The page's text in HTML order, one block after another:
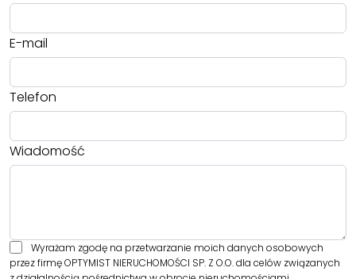
E-mail
Telefon
Wiadomość
Wyrażam zgodę na przetwarzanie moich danych osobowych
przez firmę OPTYMIST NIERUCHOMOŚCI SP. Z O.O. dla celów związanych